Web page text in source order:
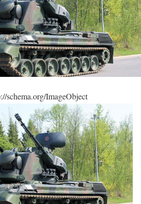
schema.org/ImageObject